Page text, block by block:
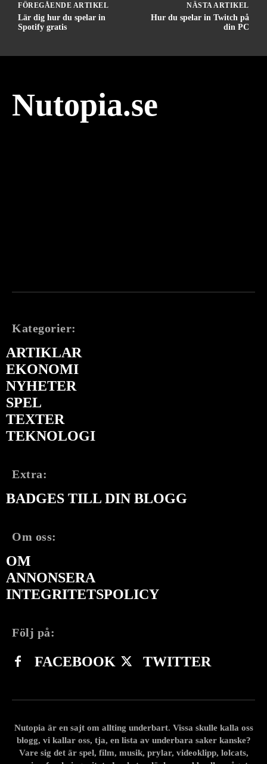
FÖREGÅENDE ARTIKEL
Lär dig hur du spelar in
Spotify gratis
NÄSTA ARTIKEL
Hur du spelar in Twitch på
din PC
Nutopia.se
Kategorier:
ARTIKLAR
EKONOMI
NYHETER
SPEL
TEXTER
TEKNOLOGI
Extra:
BADGES TILL DIN BLOGG
Om oss:
OM
ANNONSERA
INTEGRITETSPOLICY
Följ på:
FACEBOOK TWITTER
Nutopia är en sajt om allting underbart. Vissa skulle kalla oss
blogg, vi kallar oss, tja, en lista av underbara saker kanske?
Vare sig det är spel, film, musik, prylar, videoklipp, lolcats,